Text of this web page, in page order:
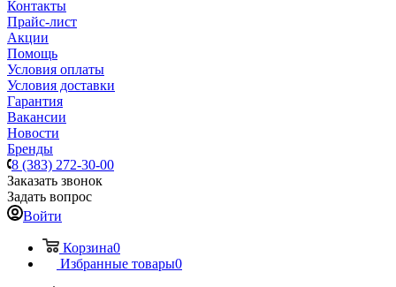
Контакты
Прайс-лист
Акции
Помощь
Условия оплаты
Условия доставки
Гарантия
Вакансии
Новости
Бренды
8 (383) 272-30-00
Заказать звонок
Задать вопрос
Войти
Корзина0
Избранные товары0